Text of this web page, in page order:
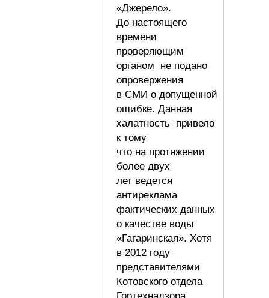
«Джерело».
До настоящего
времени
проверяющим
органом не подано
опровержения
в СМИ о допущенной
ошибке. Данная
халатность привело
к тому
что на протяжении
более двух
лет ведется
антиреклама
фактических данных
о качестве воды
«Гагаринская». Хотя
в 2012 году
представителями
Котовского отдела
Гортехнадзора